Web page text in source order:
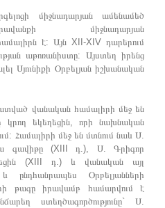
միջնադարյան ամենամեծ
միջնադարյան
է: Այն XII-XIV դարերում
աթոռանիստը: Այստեղ իրենց
Սյունիքի Օրբելյան իշխանական
վանական համալիրի մեջ են
եկեղեցին, որի նախնական
Համալիրի մեջ են մտնում նաև Ս.
գավիթը (XIII դ.), Ս. Գրիգոր
(XIII դ.) և վանական այլ
և ընդհանրապես Օրբելյանների
թագը իրավամբ համարվում է
ստեղծագործությունը` Ս.